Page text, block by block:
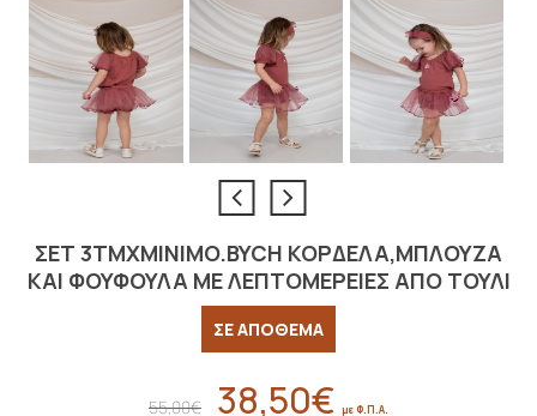
ΣΕΤ 3ΤΜΧMINIMO.BYCH ΚΟΡΔΕΛΑ,ΜΠΛΟΥΖΑ
ΚΑΙ ΦΟΥΦΟΥΛΑ ΜΕ ΛΕΠΤΟΜΕΡΕΙΕΣ ΑΠΟ ΤΟΥΛΙ
ΣΕ ΑΠΟΘΕΜΑ
55,00€
Original
38,50€ με Φ.Π.Α.